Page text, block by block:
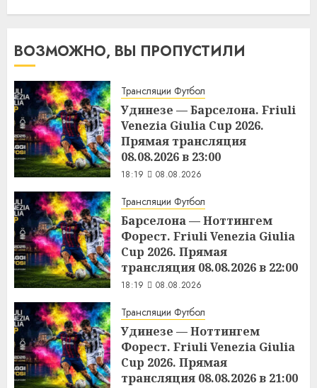
ВОЗМОЖНО, ВЫ ПРОПУСТИЛИ
Трансляции Футбол
Удинезе — Барселона. Friuli
Venezia Giulia Cup 2026.
Прямая трансляция
08.08.2026 в 23:00
18:19 08.08.2026
Трансляции Футбол
Барселона — Ноттингем
Форест. Friuli Venezia Giulia
Cup 2026. Прямая
трансляция 08.08.2026 в 22:00
18:19 08.08.2026
Трансляции Футбол
Удинезе — Ноттингем
Форест. Friuli Venezia Giulia
Cup 2026. Прямая
трансляция 08.08.2026 в 21:00